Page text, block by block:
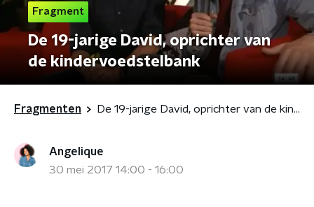
Fragment
De 19-jarige David, oprichter van
de kindervoedstelbank
Fragmenten De 19-jarige David, oprichter van de kindervoedstelbank
Angelique
30 mei 2017 14:00 - 16:00